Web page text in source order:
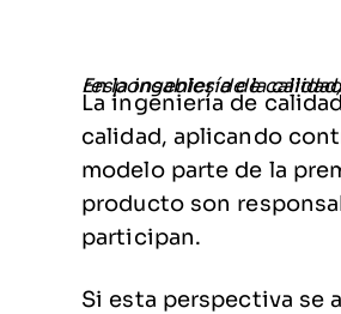
En la ingeniería de calidad, todos los involucrados en el desarrollo del
La ingeniería de
calidad, aplicando
modelo parte de la
producto son
participan.
Si esta perspectiva se